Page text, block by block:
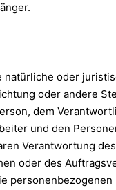
natürliche oder
oder andere
dem
und den
Verantwortung des
oder des
personenbezogenen